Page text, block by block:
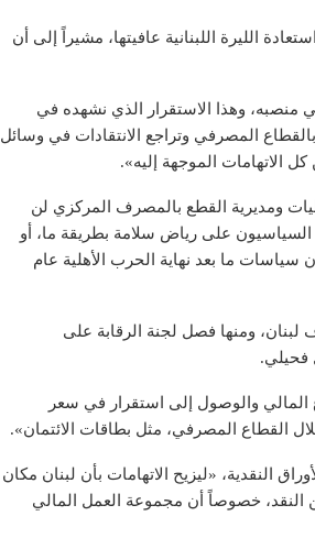
الليرة اللبنانية عافيتها، مشيراً إلى أن
منصبه، وهذا الاستقرار الذي نشهده في
المصرفي وتراجع الانتقادات في وسائل
الاتهامات الموجهة إليه».
ومديرية القطع بالمصرف المركزي لن
على رياض سلامة بطريقة ما، أو
سياسات ما بعد نهاية الحرب الأهلية عام
ومنها فصل لجنة الرقابة على
المالي والوصول إلى استقرار في سعر
القطاع المصرفي، مثل بطاقات الائتمان».
النقدية، «ليزيح الاتهامات بأن لبنان مكان
النقد، خصوصاً أن مجموعة العمل المالي